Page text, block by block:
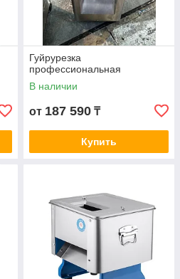
Гуйрурезка
профессиональная
В наличии
от 187 590 ₸
Купить